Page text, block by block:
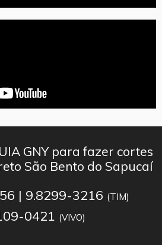
GNY para fazer cortes
São Bento do Sapucaí
| 9.8299-3216 (TIM)
0421 (VIVO)